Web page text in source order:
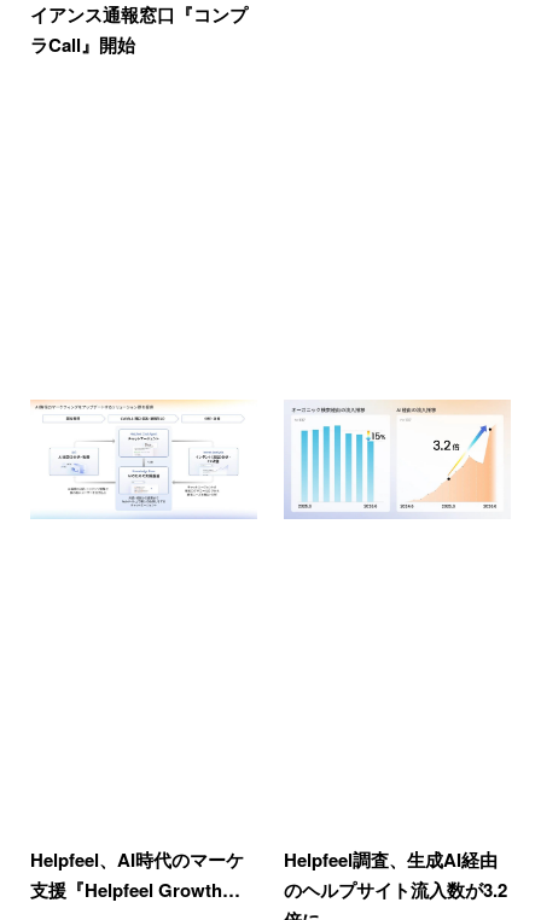
イアンス通報窓口『コンプ
ラCall』開始
Helpfeel、AI時代のマーケ
支援『Helpfeel Growth…
Helpfeel調査、生成AI経由
のヘルプサイト流入数が3.2